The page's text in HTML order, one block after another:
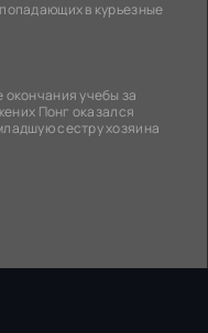
в курьезные
учебы за
Понг оказался
сестру хозяина